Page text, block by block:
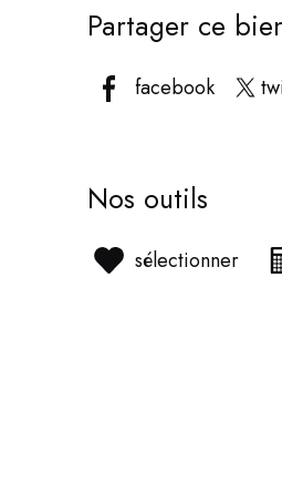
Partager ce
facebook
Nos outils
sélectionner